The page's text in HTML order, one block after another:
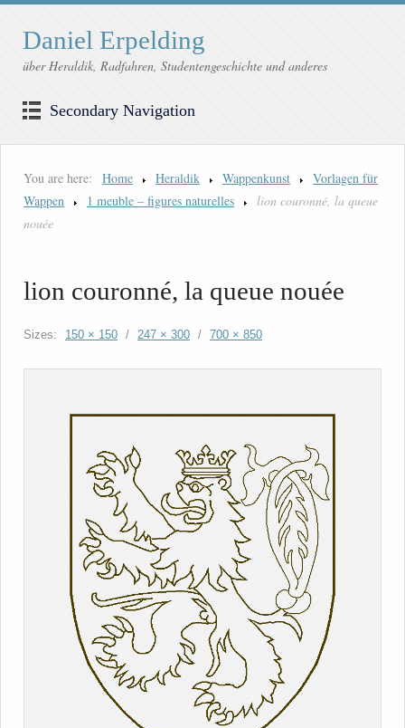
Daniel Erpelding
über Heraldik, Radfahren, Studentengeschichte und anderes
Secondary Navigation
You are here: Home Heraldik Wappenkunst
Vorlagen für
Wappen
1 meuble – figures naturelles
lion couronné, la queue
nouée
lion couronné, la queue nouée
Sizes: 150 × 150 / 247 × 300 / 700 × 850